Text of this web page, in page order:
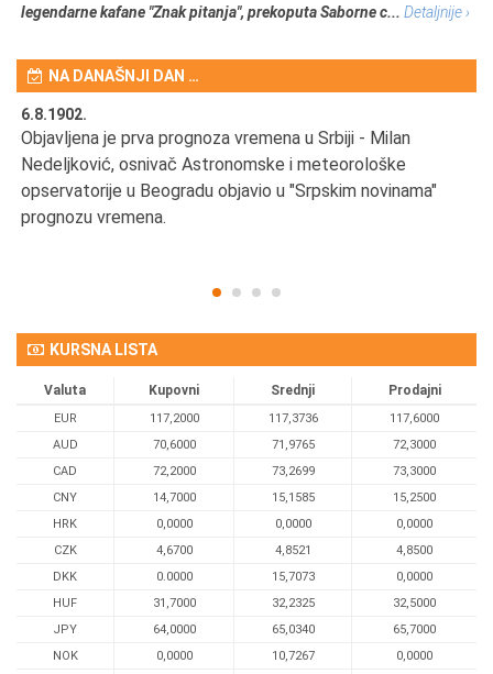
legendarne kafane "Znak pitanja", prekoputa Saborne c... Detaljnije ›
NA DANAŠNJI DAN …
6.8.1902.
Objavljena je prva prognoza vremena u Srbiji - Milan
Nedeljković, osnivač Astronomske i meteorološke
opservatorije u Beogradu objavio u "Srpskim novinama"
prognozu vremena.
KURSNA LISTA
Valuta Kupovni Srednji Prodajni
EUR 117,2000 117,3736
117,6000
AUD
70,6000 71,9765
72,3000
CAD
72,2000 73,2699
73,3000
CNY
14,7000 15,1585
15,2500
HRK
0,0000 0,0000
0,0000
CZK
4,6700 4,8521
4,8500
DKK
0.0000 15,7073
0,0000
HUF
31,7000 32,2325
32,5000
JPY
64,0000 65,0340
65,7000
NOK
0,0000 10,7267 0,0000